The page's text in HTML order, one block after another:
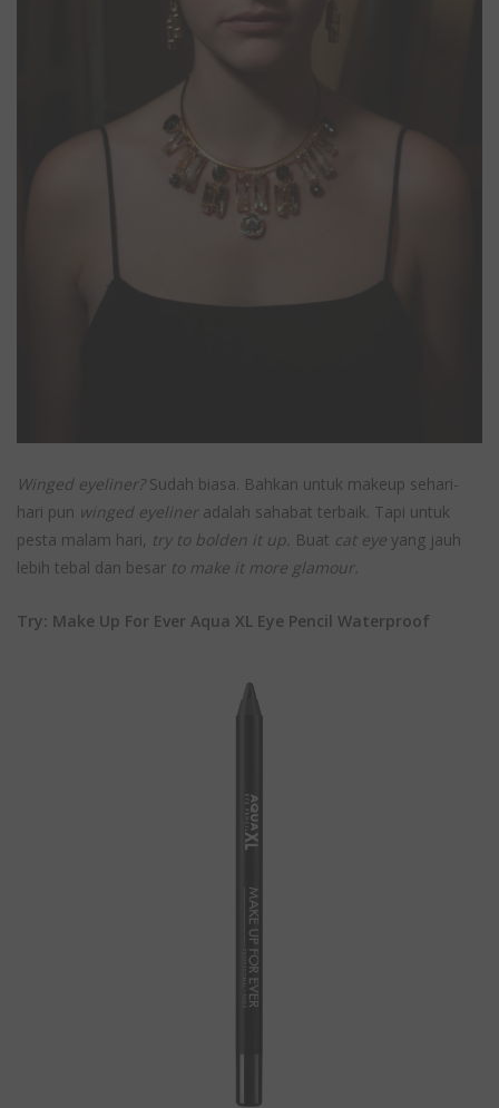
Winged eyeliner?Sudah biasa. Bahkan untuk makeup sehari-
hari pun winged eyeliner adalah sahabat terbaik. Tapi untuk
pesta malam hari, try to bolden it up. Buat cat eye yang jauh
lebih tebal dan besar to make it more glamour.
Try: Make Up For Ever Aqua XL Eye Pencil Waterproof